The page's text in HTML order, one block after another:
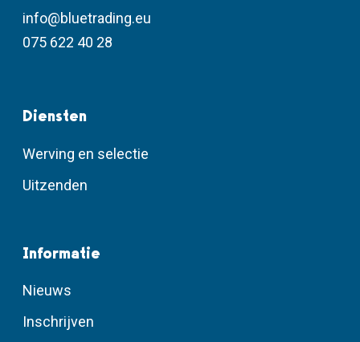
info@bluetrading.eu
075 622 40 28
Diensten
Werving en selectie
Uitzenden
Informatie
Nieuws
Inschrijven